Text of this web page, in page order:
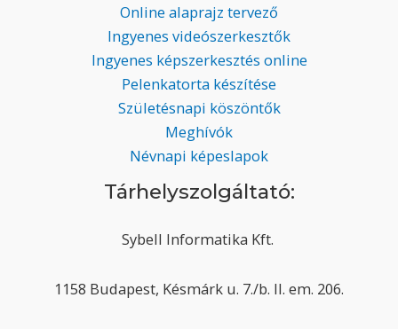
Online alaprajz tervező
Ingyenes videószerkesztők
Ingyenes képszerkesztés online
Pelenkatorta készítése
Születésnapi köszöntők
Meghívók
Névnapi képeslapok
Tárhelyszolgáltató:
Sybell Informatika Kft.
1158 Budapest, Késmárk u. 7./b. II. em. 206.